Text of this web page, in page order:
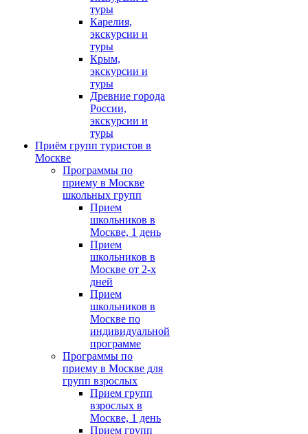
туры
Карелия,
экскурсии и
туры
Крым,
экскурсии и
туры
Древние города
России,
экскурсии и
туры
Приём групп туристов в
Москве
Программы по
приему в Москве
школьных групп
Прием
школьников в
Москве, 1 день
Прием
школьников в
Москве от 2-х
дней
Прием
школьников в
Москве по
индивидуальной
программе
Программы по
приему в Москве для
групп взрослых
Прием групп
взрослых в
Москве, 1 день
Прием групп